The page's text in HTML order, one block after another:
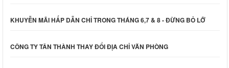
KHUYỄN MÃI HẤP DẪN CHỈ TRONG THÁNG 6,7 & 8 - ĐỪNG BỎ LỠ
CÔNG TY TÂN THÀNH THAY ĐỔI ĐỊA CHỈ VĂN PHÒNG